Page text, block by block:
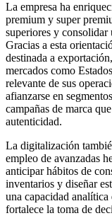
La empresa ha
premium y super
superiores y consolidar
Gracias a esta
destinada a
mercados como
relevante de sus
afianzarse en
campañas de marca
autenticidad.
La digitalización
empleo de avanzadas
anticipar hábitos de
inventarios y diseñar
una capacidad
fortalece la toma de